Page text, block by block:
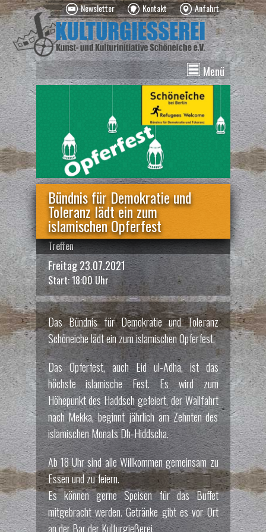
Newsletter Kontakt Anfahrt
Menü
News
Vermietung
Über uns
Spenden
Bündnis für Demokratie und
Toleranz lädt ein zum
islamischen Opferfest
Treffen
Freitag 23.07.2021
Start: 18:00 Uhr
Das Bündnis für Demokratie und Toleranz
Schöneiche lädt ein zum islamischen Opferfest.
Das Opferfest, auch Eid ul-Adha, ist das
höchste islamische Fest. Es wird zum
Höhepunkt des Haddsch gefeiert, der Wallfahrt
nach Mekka, beginnt jährlich am Zehnten des
islamischen Monats Dh-Hiddscha.
Ab 18 Uhr sind alle Willkommen gemeinsam zu
Essen und zu feiern.
Es können gerne Speisen für das Buffet
mitgebracht werden. Getränke gibt es vor Ort
an der Bar der Kulturgießerei.